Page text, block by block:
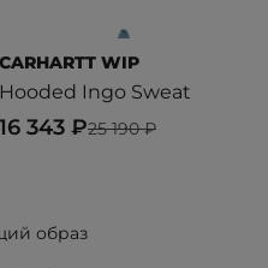
CARHARTT WIP
Hooded Ingo Sweat
25 190 ₽
16 343 ₽
образ